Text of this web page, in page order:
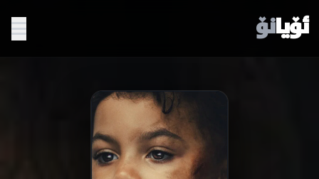
ئۆیانۆ